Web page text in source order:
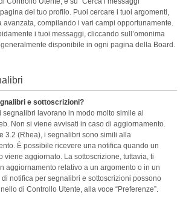
del tuo profilo. Puoi cercare i tuoi argomenti,
compilando i vari campi opportunamente.
i tuoi messaggi, cliccando sull’omonima
generalmente disponibile in ogni pagina della Board.
e sottoscrizioni?
segnalibri lavorano in modo molto simile ai
Non si viene avvisati in caso di aggiornamento.
3.2 (Rhea), i segnalibri sono simili alla
È possibile ricevere una notifica quando un
viene aggiornato. La sottoscrizione, tuttavia, ti
aggiornamento relativo a un argomento o in un
notifica per segnalibri e sottoscrizioni possono
di Controllo Utente, alla voce “Preferenze”.